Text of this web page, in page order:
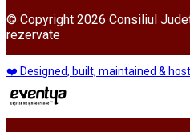
© Copyright 2026 Consiliul
rezervate
❤️ Designed, built, maintained &